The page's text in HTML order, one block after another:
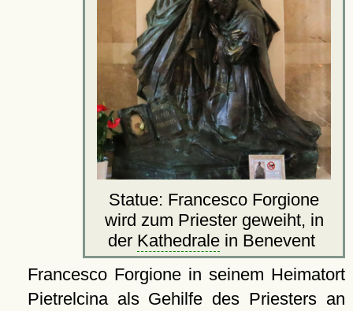
Statue: Francesco Forgione
wird zum Priester geweiht, in
der Kathedrale in Benevent
Francesco Forgione in seinem Heimatort
Pietrelcina als Gehilfe des Priesters an